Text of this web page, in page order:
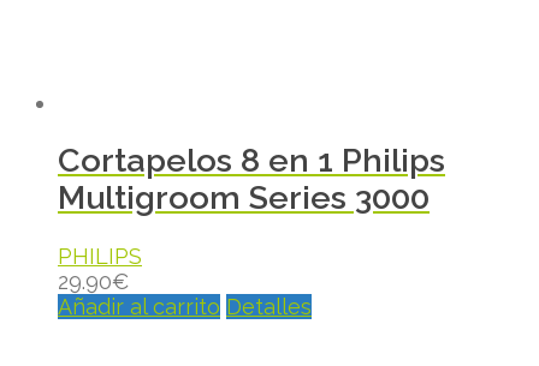
Cortapelos 8 en 1 Philips
Multigroom Series 3000
PHILIPS
29.90€
Añadir al carrito Detalles